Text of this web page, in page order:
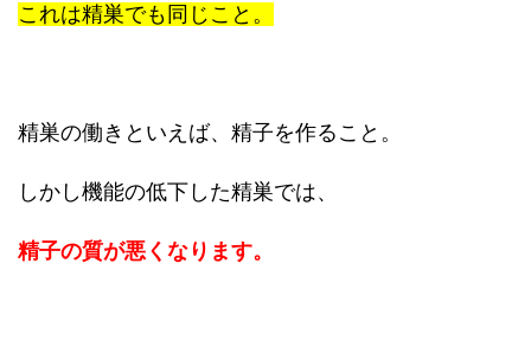
これは精巣でも同じこと。
精巣の働きといえば、精子を作ること。
しかし機能の低下した精巣では、
精子の質が悪くなります。